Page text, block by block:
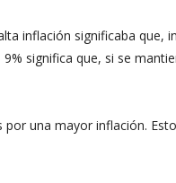
inflación significaba que,
significa que, si se
una mayor inflación.